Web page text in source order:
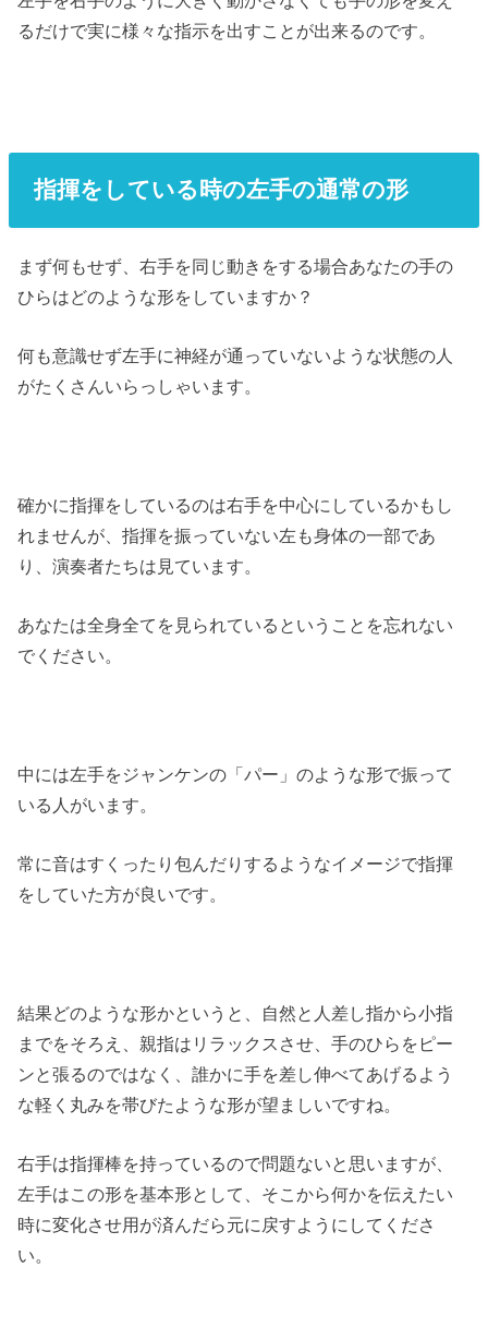
るだけで実に様々な指示を出すことが出来るのです。
指揮をしている時の左手の通常の形
まず何もせず、右手を同じ動きをする場合あなたの手の
ひらはどのような形をしていますか？
何も意識せず左手に神経が通っていないような状態の人
がたくさんいらっしゃいます。
確かに指揮をしているのは右手を中心にしているかもし
れませんが、指揮を振っていない左も身体の一部であ
り、演奏者たちは見ています。
あなたは全身全てを見られているということを忘れない
でください。
中には左手をジャンケンの「パー」のような形で振って
いる人がいます。
常に音はすくったり包んだりするようなイメージで指揮
をしていた方が良いです。
結果どのような形かというと、自然と人差し指から小指
までをそろえ、親指はリラックスさせ、手のひらをピー
ンと張るのではなく、誰かに手を差し伸べてあげるよう
な軽く丸みを帯びたような形が望ましいですね。
右手は指揮棒を持っているので問題ないと思いますが、
左手はこの形を基本形として、そこから何かを伝えたい
時に変化させ用が済んだら元に戻すようにしてくださ
い。